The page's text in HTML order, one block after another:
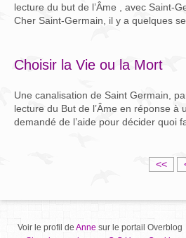
lecture du but de l’Âme , avec Saint-
Cher Saint-Germain, il y a quelques
Choisir la Vie ou la Mort
Une canalisation de Saint Germain,
lecture du But de l’Âme en réponse
demandé de l’aide pour décider quoi
<<
Voir le profil de Annesur le portail Overblog